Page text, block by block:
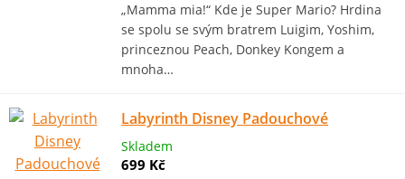
„Mamma mia!“ Kde je Super Mario? Hrdina
se spolu se svým bratrem Luigim, Yoshim,
princeznou Peach, Donkey Kongem a
mnoha…
Labyrinth Disney Padouchové
Skladem
699 Kč